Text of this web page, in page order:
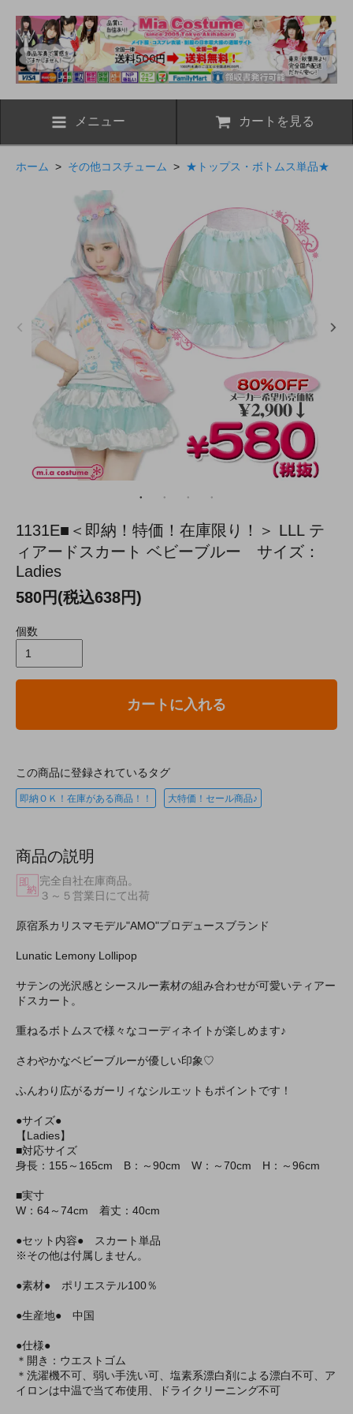
メニュー カートを見る
ホーム > その他コスチューム > ★トップス・ボトムス単品★
1131E■＜即納！特価！在庫限り！＞ LLL テ
ィアードスカート ベビーブルー サイズ：
Ladies
580円(税込638円)
個数
カートに入れる
この商品に登録されているタグ
即納ＯＫ！在庫がある商品！！ 大特価！セール商品♪
商品の説明
完全自社在庫商品。
３～５営業日にて出荷
原宿系カリスマモデル"AMO"プロデュースブランド
Lunatic Lemony Lollipop
サテンの光沢感とシースルー素材の組み合わせが可愛いティアー
ドスカート。
重ねるボトムスで様々なコーディネイトが楽しめます♪
さわやかなベビーブルーが優しい印象♡
ふんわり広がるガーリィなシルエットもポイントです！
●サイズ●
【Ladies】
■対応サイズ
身長：155～165cm B：～90cm W：～70cm H：～96cm
■実寸
W：64～74cm 着丈：40cm
●セット内容● スカート単品
※その他は付属しません。
●素材● ポリエステル100％
●生産地● 中国
●仕様●
＊開き：ウエストゴム
＊洗濯機不可、弱い手洗い可、塩素系漂白剤による漂白不可、ア
イロンは中温で当て布使用、ドライクリーニング不可